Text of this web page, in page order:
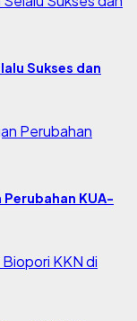
Sukses dan
KUA-